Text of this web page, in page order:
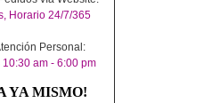
Horario 24/7/365
Personal:
am - 6:00 pm
YA MISMO!